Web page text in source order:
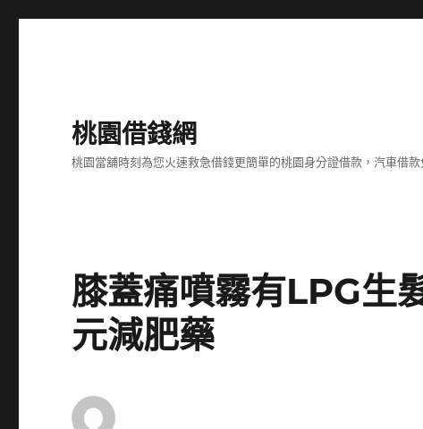
桃園借錢網
桃園當舖時刻為您火速救急借錢更簡單的桃園身分證借款，汽車借
膝蓋痛噴霧有LPG生
元減肥藥